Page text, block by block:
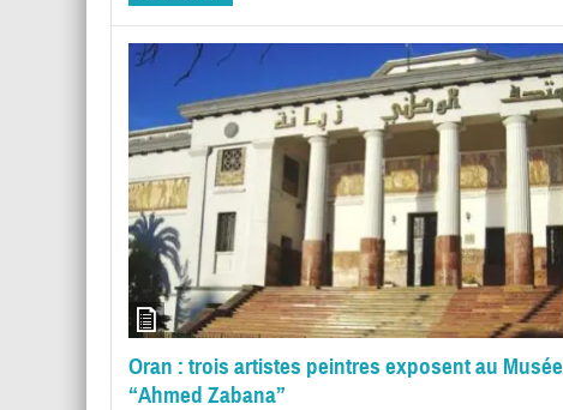
Oran : trois artistes peintres exposent au Musée
“Ahmed Zabana”